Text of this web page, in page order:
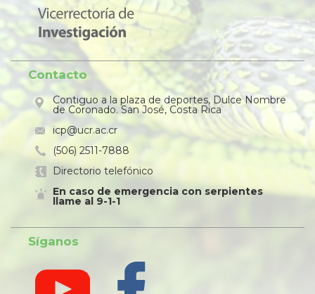
Contacto
Contiguo a la plaza de deportes, Dulce Nombre
de Coronado. San José, Costa Rica
icp@ucr.ac.cr
(506) 2511-7888
Directorio telefónico
En caso de emergencia con serpientes
llame al 9-1-1
Síganos